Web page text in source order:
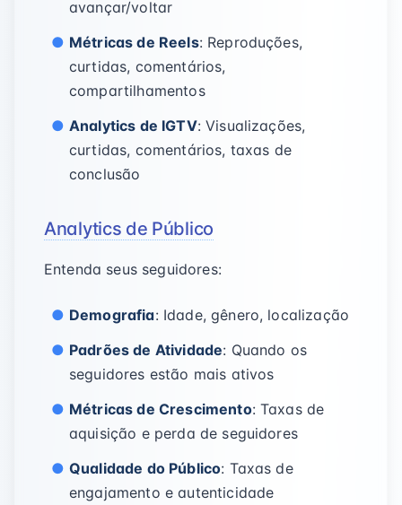
avançar/voltar
Métricas de Reels: Reproduções,
curtidas, comentários,
compartilhamentos
Analytics de IGTV: Visualizações,
curtidas, comentários, taxas de
conclusão
Analytics de Público
Entenda seus seguidores:
Demografia: Idade, gênero, localização
Padrões de Atividade: Quando os
seguidores estão mais ativos
Métricas de Crescimento: Taxas de
aquisição e perda de seguidores
Qualidade do Público: Taxas de
engajamento e autenticidade